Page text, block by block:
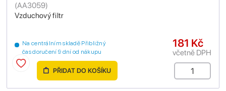
Vzduchový filtr
(AA3059)
Na centrálním skladě Přibližný
čas doručení 9 dní od nákupu
181 Kč
včetně DPH
PŘIDAT DO KOŠÍKU